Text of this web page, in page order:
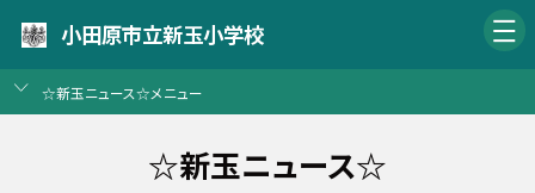
小田原市立新玉小学校
☆新玉ニュース☆メニュー
☆新玉ニュース☆